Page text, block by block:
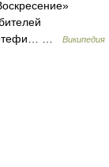
…
Википедия